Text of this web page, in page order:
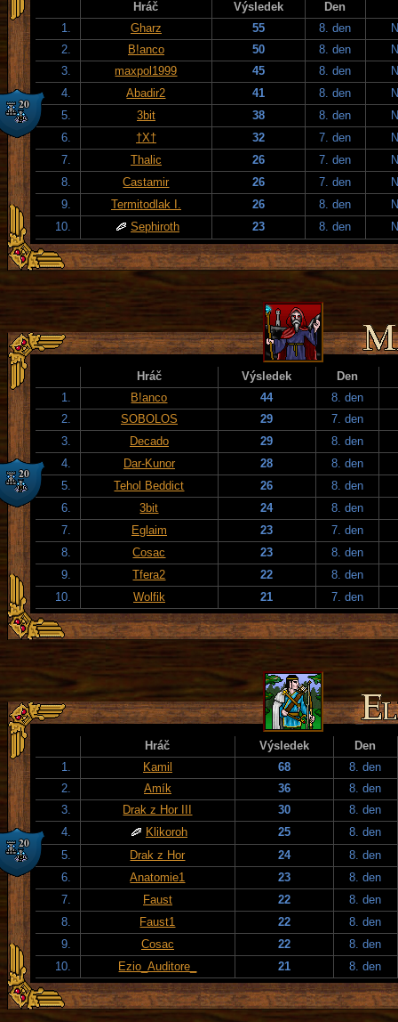
Hráč Výsledek
Den
1.
Gharz 55 8. den
2.
B!anco 50 8. den
3.
maxpol1999 45 8. den
4.
Abadir2 41 8. den
5.
3bit 38 8. den
6.
†X† 32 7. den
7.
Thalic 26 7. den
8.
Castamir 26 7. den
9.
Termitodlak I. 26 8. den
10.
Sephiroth 23 8. den
Hráč Výsledek
Den
1.
B!anco 44
8. den
2.
SOBOLOS 29
7. den
3.
Decado 29
8. den
4.
Dar-Kunor 28
8. den
5.
Tehol Beddict 26
8. den
6.
3bit 24
8. den
7.
Eglaim 23
7. den
8.
Cosac 23
8. den
9.
Tfera2 22
8. den
10.
Wolfik 21 7. den
Hráč Výsledek
Den
1.
Kamil 68
8. den
2.
Amík 36
8. den
3.
Drak z Hor III 30
8. den
4.
Klikoroh 25
8. den
5.
Drak z Hor 24
8. den
6.
Anatomie1 23
8. den
7.
Faust 22
8. den
8.
Faust1 22
8. den
9.
Cosac 22
8. den
10.
Ezio_Auditore_ 21 8. den